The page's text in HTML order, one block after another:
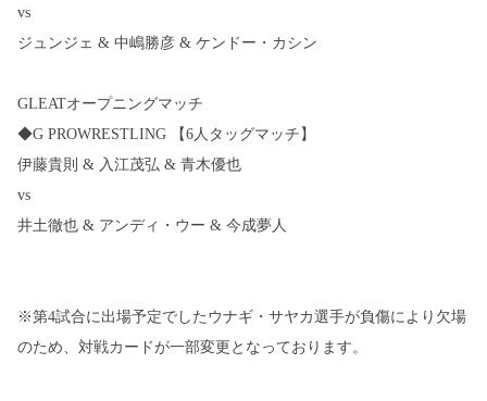
vs
ジュンジェ & 中嶋勝彦 & ケンドー・カシン
GLEATオープニングマッチ
◆G PROWRESTLING 【6人タッグマッチ】
伊藤貴則 & 入江茂弘 & 青木優也
vs
井土徹也 & アンディ・ウー & 今成夢人
※第4試合に出場予定でしたウナギ・サヤカ選手が負傷により欠場
のため、対戦カードが一部変更となっております。